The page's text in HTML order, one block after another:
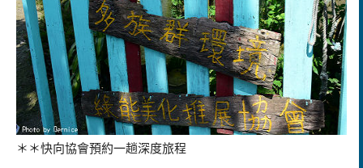
＊＊快向協會預約一趟深度旅程